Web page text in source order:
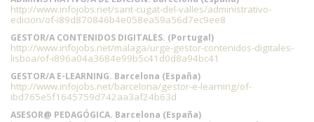
http://www.infojobs.net/sant-cugat-del-valles/administrativo-
edicion/of-i89d870846b4e058ea59a56d7ec9ee8
GESTOR/A CONTENIDOS DIGITALES. (Portugal)
http://www.infojobs.net/malaga/urge-gestor-contenidos-digitales-
lisboa/of-i896a04a3684e99b5c41d0d8a94bc41
GESTOR/A E-LEARNING. Barcelona (España)
http://www.infojobs.net/barcelona/gestor-e-learning/of-
ibd765e5f1645759d742aa3af24b63d
ASESOR@ PEDAGÓGICA. Barcelona (España)